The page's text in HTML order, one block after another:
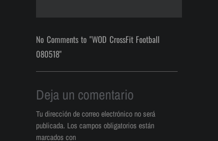
No Comments to "WOD CrossFit Football
080518"
Deja un comentario
Tu dirección de correo electrónico no será
publicada. Los campos obligatorios están
marcados con